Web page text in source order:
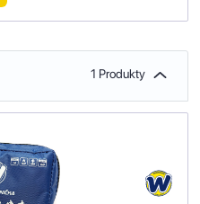
1 Produkty